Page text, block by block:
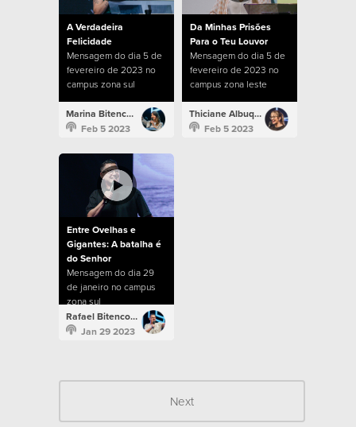
A Verdadeira
Felicidade
Mensagem do dia 5 de
fevereiro de 2023 no
campus zona sul
Marina Bitencourt
Feb 5 2023
Da Minhas Prisões
Para o Teu Louvor
Mensagem do dia 5 de
fevereiro de 2023 no
campus zona leste
Thiciane Albuquerque
Feb 5 2023
Entre Ovelhas e
Gigantes: A batalha é
do Senhor
Mensagem do dia 29
de janeiro no campus
zona sul
Rafael Bitencourt
Jan 29 2023
Next